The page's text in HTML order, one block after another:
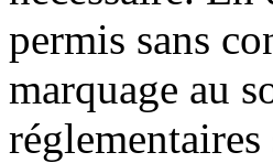
permis sans
marquage au